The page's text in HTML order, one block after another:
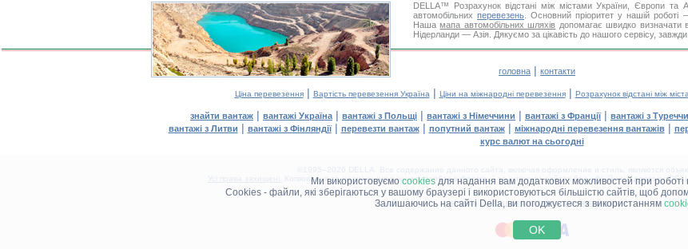
Ми використовуємо cookiesдля надання вам додаткових можливостей при роботі
Cookies - файли, які зберігаються у вашому браузері і використовуються більшістю сайтів, щоб
Залишаючись на сайті Della, ви погоджуєтеся з використанням
OK
DELLA™ Розрахунок відстані між містами України, Європи та
автомобільнихперевезень . Основний пріоритет у нашій роботі —
Нашамапа автомобільних шляхів допомагає швидко визначати
Нідерланди — Азія. Дякуємо за цікавість до нашого сервісу,
головна | контакти
Ціна перевезення| Вартість перевезення Україна | Ціни на міжнародні перевезення| Розрахунок відстані між
знайти вантаж | вантажі Україна | вантажі з Польщі | вантажі з Німеччини | вантажі з Франції| вантажі з
вантажі з Литви | вантажі з Фінляндії| перевезти вантаж| попутний вантаж| міжнародні перевезення вантажів|
курс валют на сьогодні
©1995–2026 DELLA. Все содержание данного сайта, включая оформление и стиль, являются
Усі права захищені.
Копіювання та розміщення в інших засобах інформації та інтернет-сайтах без офіційного дозволу
ДЕЛЛА® — ВАШІВАНТАЖНІ ПЕРЕВЕЗЕННЯ™!